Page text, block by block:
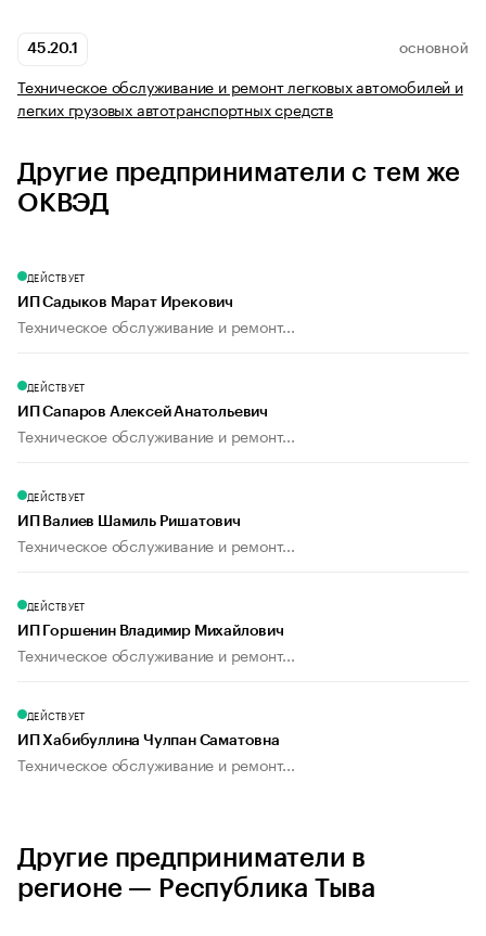
45.20.1 ОСНОВНОЙ
Техническое обслуживание и ремонт легковых автомобилей и
легких грузовых автотранспортных средств
Другие предприниматели с тем же
ОКВЭД
ДЕЙСТВУЕТ
ИП Садыков Марат Ирекович
Техническое обслуживание и ремонт...
ДЕЙСТВУЕТ
ИП Сапаров Алексей Анатольевич
Техническое обслуживание и ремонт...
ДЕЙСТВУЕТ
ИП Валиев Шамиль Ришатович
Техническое обслуживание и ремонт...
ДЕЙСТВУЕТ
ИП Горшенин Владимир Михайлович
Техническое обслуживание и ремонт...
ДЕЙСТВУЕТ
ИП Хабибуллина Чулпан Саматовна
Техническое обслуживание и ремонт...
Другие предприниматели в
регионе — Республика Тыва